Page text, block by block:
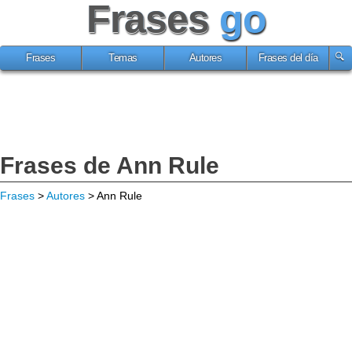
Frases go
Frases Temas Autores Frases del día
Frases de Ann Rule
Frases >Autores > Ann Rule